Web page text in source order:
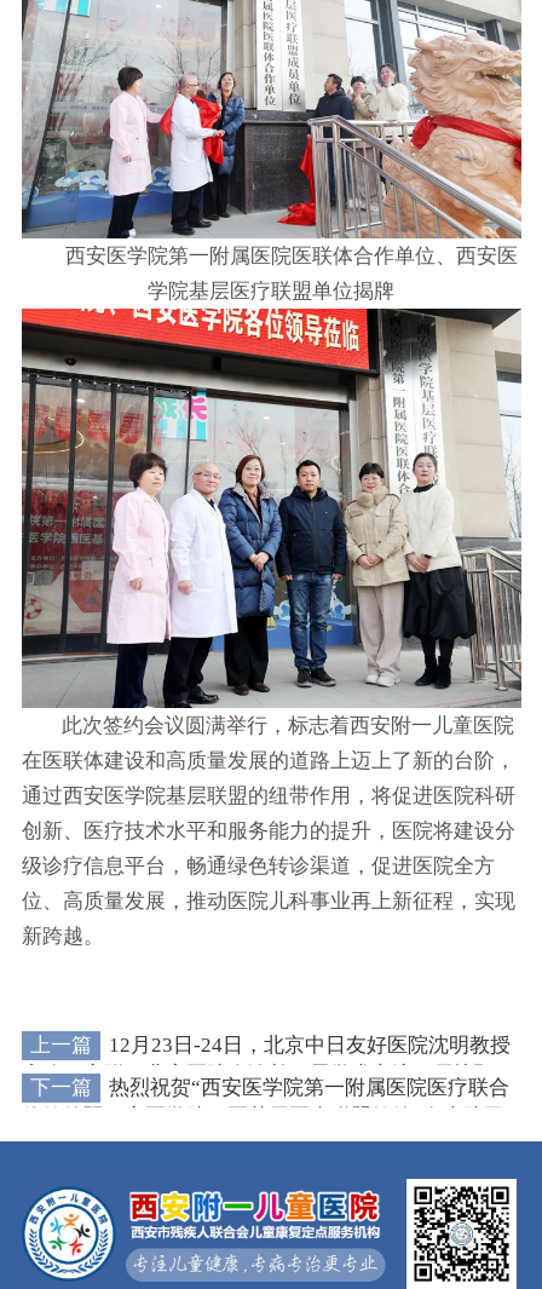
西安医学院第一附属医院医联体合作单位、西安医
学院基层医疗联盟单位揭牌
此次签约会议圆满举行，标志着西安附一儿童医院
在医联体建设和高质量发展的道路上迈上了新的台阶，
通过西安医学院基层联盟的纽带作用，将促进医院科研
创新、医疗技术水平和服务能力的提升，医院将建设分
级诊疗信息平台，畅通绿色转诊渠道，促进医院全方
位、高质量发展，推动医院儿科事业再上新征程，实现
新跨越。
上一篇
12月23日-24日，北京中日友好医院沈明教授
亲临西安附一儿童医院会诊并开展学术交流，尽快预
约!
下一篇
热烈祝贺“西安医学院第一附属医院医疗联合
满举行